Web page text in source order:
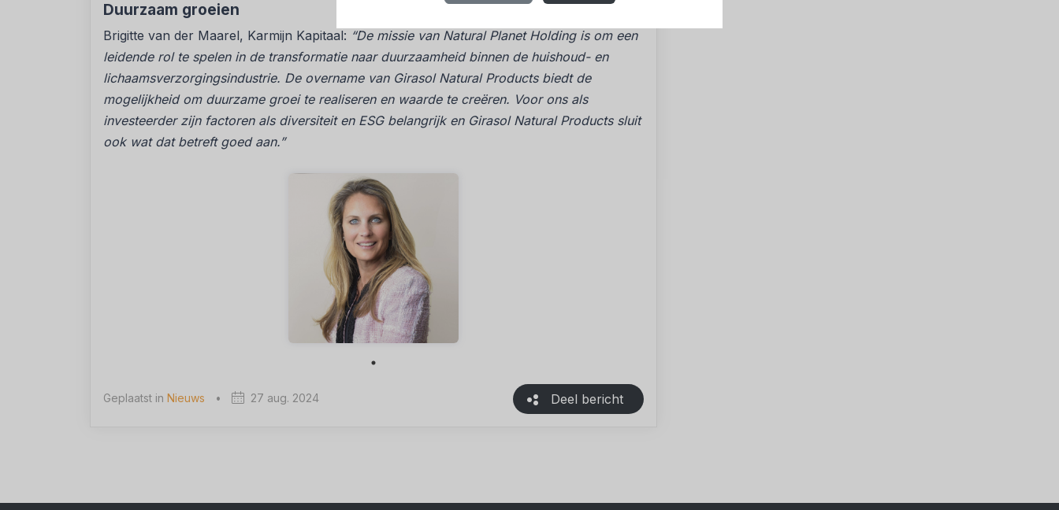
Duurzaam groeien
Brigitte van der Maarel, Karmijn Kapitaal: “De missie van Natural Planet Holding is om een
leidende rol te spelen in de transformatie naar duurzaamheid binnen de huishoud- en
lichaamsverzorgingsindustrie. De overname van Girasol Natural Products biedt de
mogelijkheid om duurzame groei te realiseren en waarde te creëren. Voor ons als
investeerder zijn factoren als diversiteit en ESG belangrijk en Girasol Natural Products sluit
ook wat dat betreft goed aan.”
Geplaatst in Nieuws • 27 aug. 2024 Deel bericht